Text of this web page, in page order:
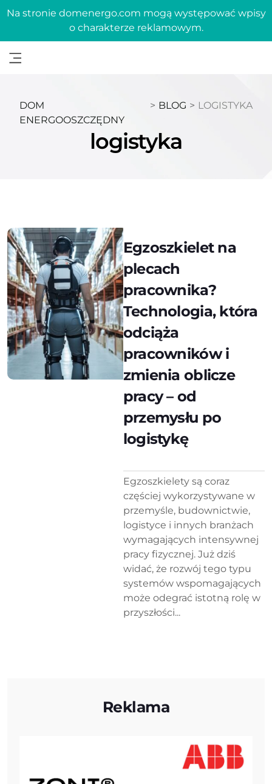
Na stronie domenergo.com mogą występować wpisy
o charakterze reklamowym.
DOM
ENERGOOSZCZĘDNY
> BLOG > LOGISTYKA
logistyka
Egzoszkielet na
plecach
pracownika?
Technologia, która
odciąża
pracowników i
zmienia oblicze
pracy – od
przemysłu po
logistykę
Egzoszkielety są coraz
częściej wykorzystywane w
przemyśle, budownictwie,
logistyce i innych branżach
wymagających intensywnej
pracy fizycznej. Już dziś
widać, że rozwój tego typu
systemów wspomagających
może odegrać istotną rolę w
przyszłości...
Reklama